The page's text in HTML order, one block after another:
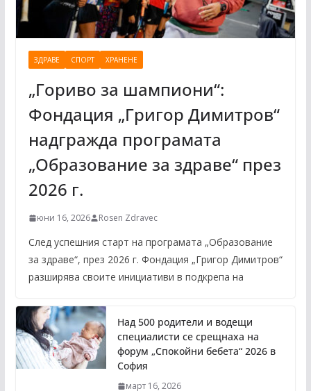
ЗДРАВЕ СПОРТ ХРАНЕНЕ
„Гориво за шампиони“:
Фондация „Григор Димитров“
надгражда програмата
„Образование за здраве“ през
2026 г.
юни 16, 2026 Rosen Zdravec
След успешния старт на програмата „Образование
за здраве“, през 2026 г. Фондация „Григор Димитров“
разширява своите инициативи в подкрепа на
Над 500 родители и водещи
специалисти се срещнаха на
форум „Спокойни бебета“ 2026 в
София
март 16, 2026